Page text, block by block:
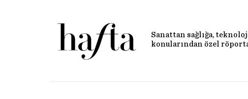
Sanattan sağlığa,
konularından özel